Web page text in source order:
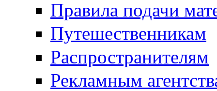
Правила подачи
Путешественникам
Распространителям
Рекламным